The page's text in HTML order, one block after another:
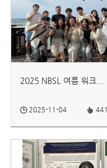
2025 NBSL 여름 워크...
2025-11-04 441